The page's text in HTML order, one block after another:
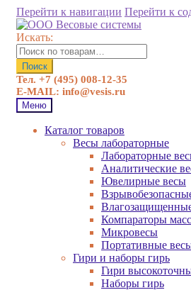
Перейти к навигации Перейти к
Искать:
Поиск
Тел. +7 (495) 008-12-35
E-MAIL: info@vesis.ru
Меню
Каталог товаров
Весы лабораторные
Лабораторные
Аналитические
Ювелирные весы
Компараторы
Микровесы
Портативные
Гири и наборы гирь
Гири
Наборы гирь